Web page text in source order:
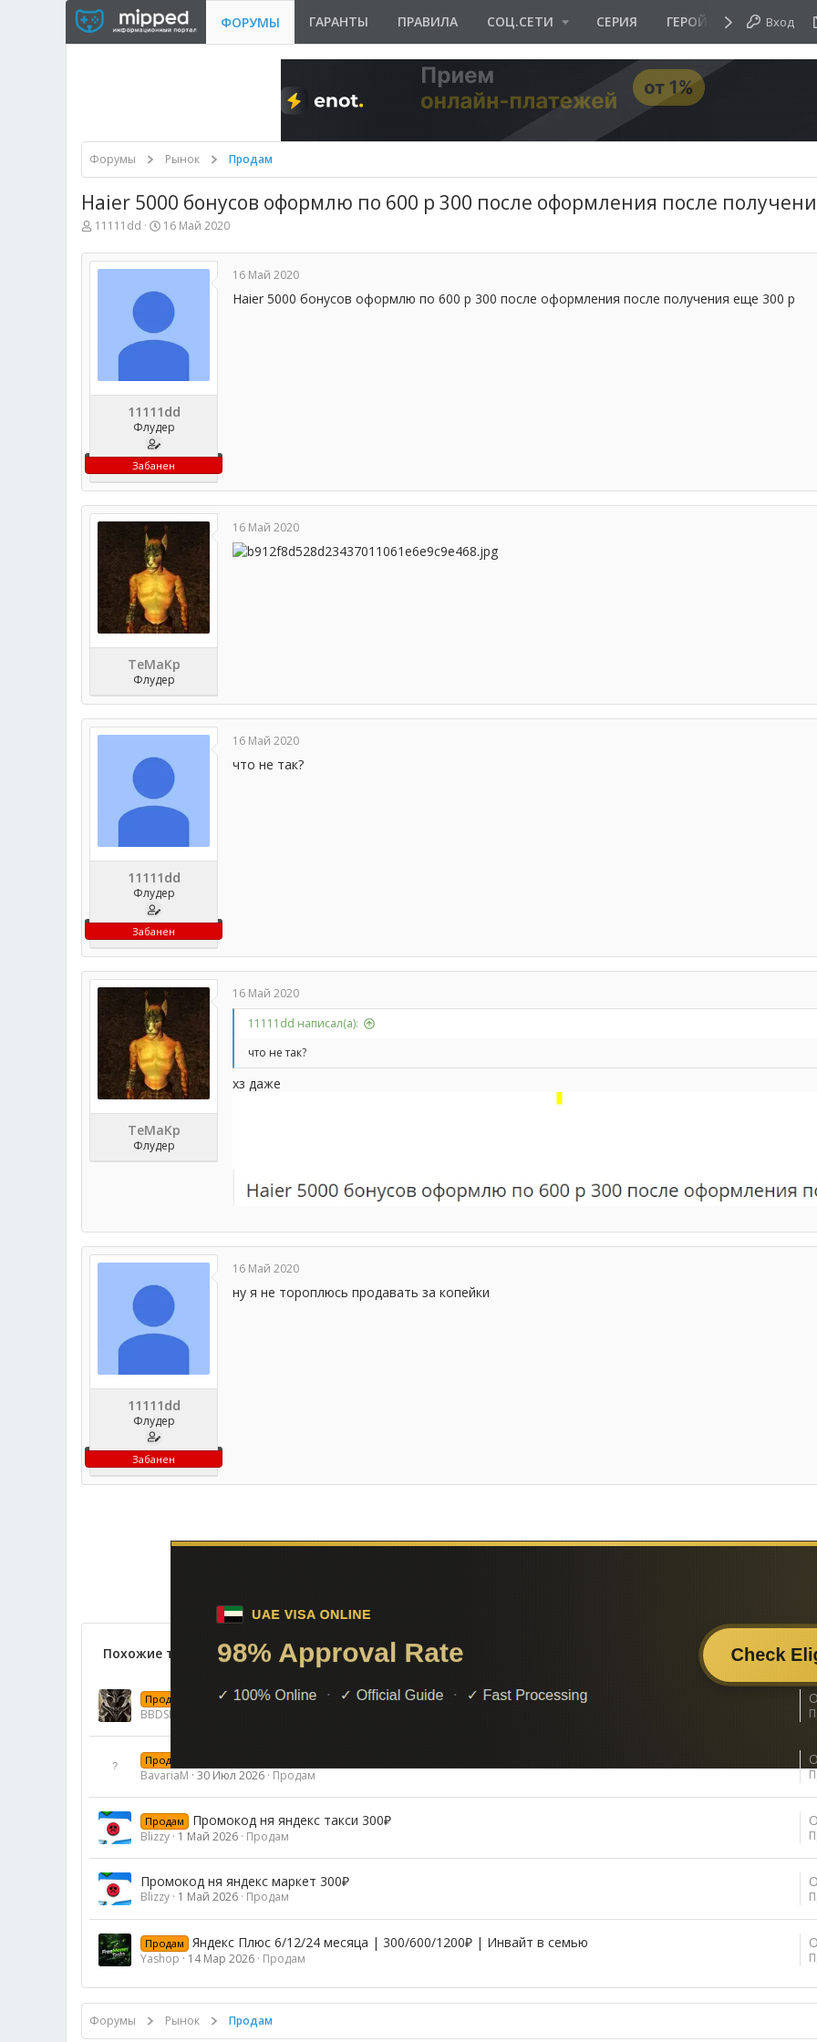
ФОРУМЫ ГАРАНТЫ ПРАВИЛА СОЦ.СЕТИ СЕРИЯ ГЕРОЙ ДНЯ Вход
Форумы Рынок Продам
Haier 5000 бонусов оформлю по 600 р 300 после оформления после
А
т
о
11111dd
Д
т
а
а
а
л
16 Май 2020
11111dd
Флудер
Забанен
16 Май 2020
Haier 5000 бонусов оформлю по 600 р 300 после оформления после получения еще 300 р
TeMaKp
Флудер
16 Май 2020
11111dd
Флудер
Забанен
16 Май 2020
что не так?
TeMaKp
Флудер
16 Май 2020
11111dd написал(а):
что не так?
хз даже
11111dd
Флудер
Забанен
16 Май 2020
ну я не тороплюсь продавать за копейки
Похожие темы
Продам Подарочная карта Steam 300 р
BBDSD
Продам
BavariaM 30 Июл 2026 Продам
Продам Промокод ня яндекс такси 300₽
Blizzy 1 Май 2026 Продам
Промокод ня яндекс маркет 300₽
Blizzy 1 Май 2026 Продам
Продам Яндекс Плюс 6/12/24 месяца | 300/600/1200₽ | Инвайт в семью
Yashop 14 Мар 2026 Продам
Форумы Рынок Продам